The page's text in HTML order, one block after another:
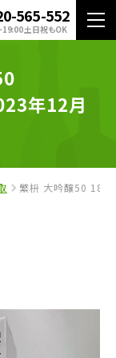
565-552
土日祝もOK
年12月
繁枡 大吟醸50